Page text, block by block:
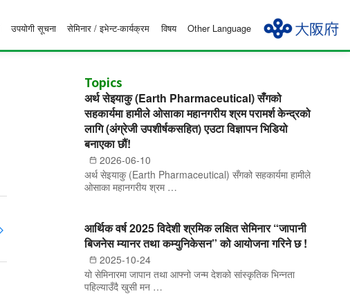
उपयोगी सूचना सेमिनार / इभेन्ट-कार्यक्रम विषय Other Language
Topics
2026-06-10
अर्थ सेइयाकु (Earth Pharmaceutical) सँगको
सहकार्यमा हामीले ओसाका महानगरीय श्रम परामर्श केन्द्रको
लागि (अंग्रेजी उपशीर्षकसहित) एउटा विज्ञापन भिडियो
बनाएका छौं!
अर्थ सेइयाकु (Earth Pharmaceutical) सँगको सहकार्यमा हामीले
ओसाका महानगरीय श्रम …
2025-10-24
आर्थिक वर्ष 2025 विदेशी श्रमिक लक्षित सेमिनार “जापानी
बिजनेस म्यानर तथा कम्युनिकेसन” को आयोजना गरिने छ !
यो सेमिनारमा जापान तथा आफ्नो जन्म देशको सांस्कृतिक भिन्नता
पहिल्याउँदै खुसी मन …